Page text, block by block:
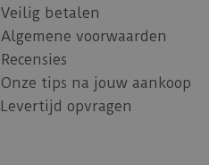
Veilig betalen
Algemene voorwaarden
Recensies
Onze tips na jouw aankoop
Levertijd opvragen